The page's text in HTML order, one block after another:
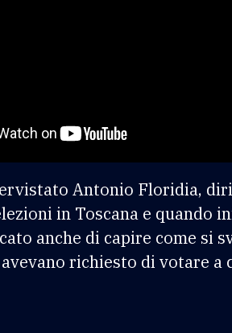
Antonio Floridia,
in Toscana e quando
anche di capire come si
richiesto di votare a